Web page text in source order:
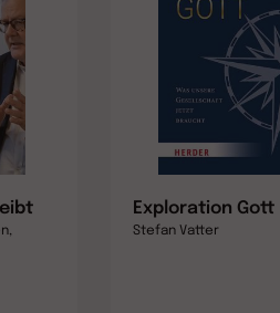
Exploration Gott
Stefan Vatter